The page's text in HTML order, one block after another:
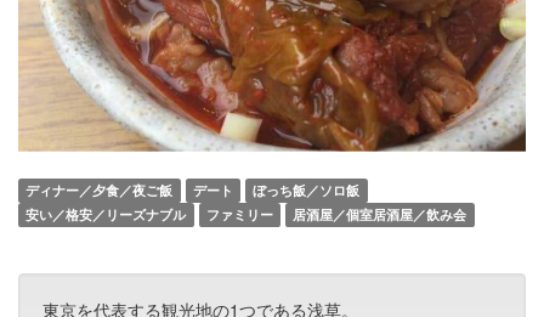
ディナー／夕食／夜ご飯 デート
ぼっち飯／ソロ飯
安い／格安／リーズナブル
ファミリー 居酒屋／個室居酒屋／飲み会
東京を代表する観光地の1つである浅草。